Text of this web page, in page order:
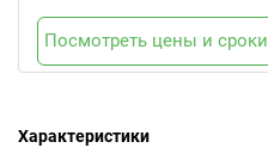
Характеристики
Посмотреть цены и сроки